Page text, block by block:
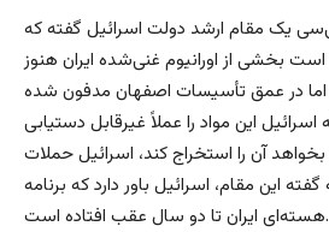
یک مقام ارشد دولت اسرائیل گفته که
بخشی از اورانیوم غنی‌شده ایران هنوز
اما در عمق تأسیسات اصفهان مدفون شده
این مواد را عملاً غیرقابل دستیابی
بخواهد آن را استخراج کند، اسرائیل حملات
این مقام، اسرائیل باور دارد که برنامه
هسته‌ای ایران تا دو سال عقب افتاده است.